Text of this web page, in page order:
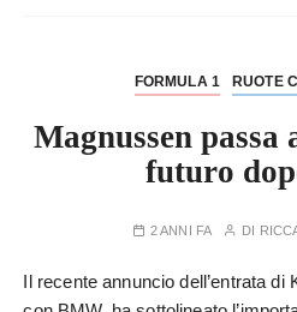
FORMULA 1 RUOTE
Magnussen
futuro
2 ANNI FA DI
Il recente annuncio dell’entrata